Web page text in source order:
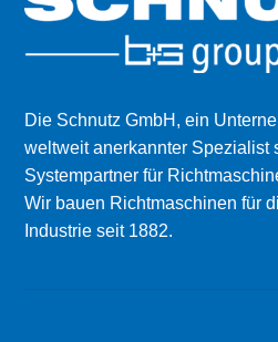
Die Schnutz GmbH, ein
weltweit anerkannter Spezialist
Systempartner für
Wir bauen Richtmaschinen für
Industrie seit 1882.